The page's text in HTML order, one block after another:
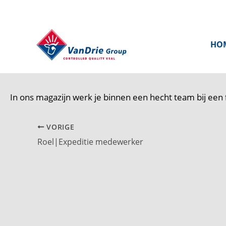
In ons magazijn werk je binnen een hecht team bij
VORIGE
Roel|Expeditie medewerker